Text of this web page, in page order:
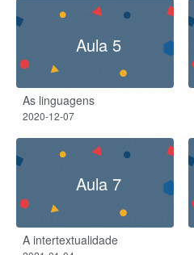
Aula 5
As linguagens
2020-12-07
Aula 7
A intertextualidade